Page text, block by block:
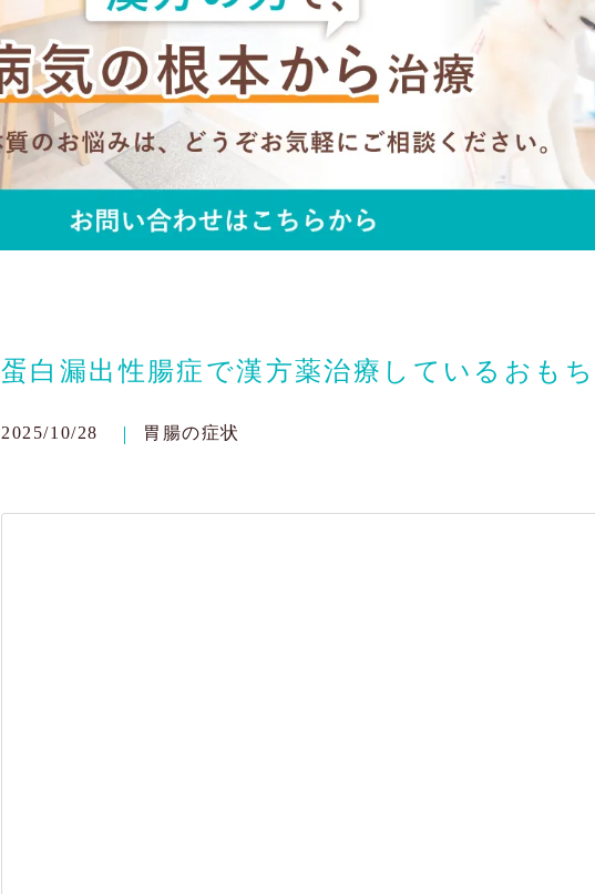
蛋白漏出性腸症で漢方薬治療しているおも
2025/10/28 胃腸の症状